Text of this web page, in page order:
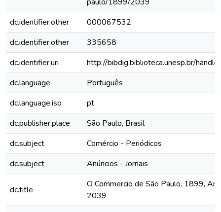
dc.identifier.other
000067532
dc.identifier.other
335658
dc.identifier.uri
http://bibdig.biblioteca.unesp.br/
dc.language
Português
dc.language.iso
pt
dc.publisher.place
São Paulo, Brasil
dc.subject
Comércio - Periódicos
dc.subject
Anúncios - Jornais
dc.title
O Commercio de São Paulo, 1899,
2039